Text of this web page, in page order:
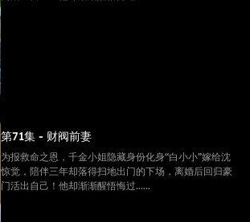
第71集 - 财阀前妻
为报救命之恩，千金小姐隐藏身份化身“白小小”嫁给沈
惊觉，陪伴三年却落得扫地出门的下场，离婚后回归豪
门活出自己！他却渐渐醒悟悔过......